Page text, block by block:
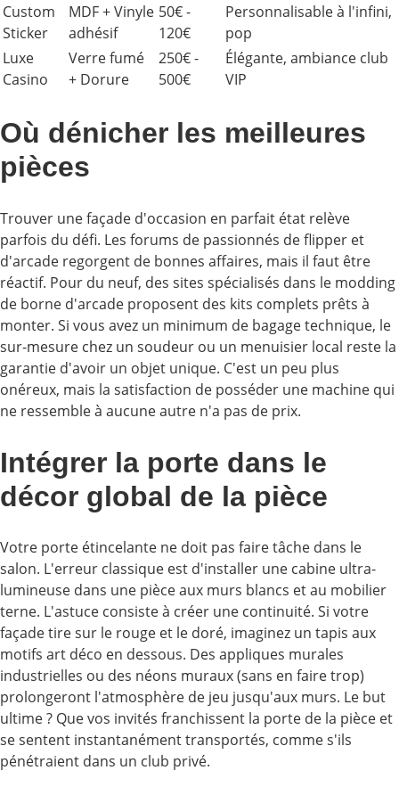
Custom
Sticker
MDF + Vinyle
adhésif
50€ -
120€
Personnalisable à l'infini,
pop
Luxe
Casino
Verre fumé
+ Dorure
250€ -
500€
Élégante, ambiance club
VIP
Où dénicher les meilleures
pièces
Trouver une façade d'occasion en parfait état relève
parfois du défi. Les forums de passionnés de flipper et
d'arcade regorgent de bonnes affaires, mais il faut être
réactif. Pour du neuf, des sites spécialisés dans le modding
de borne d'arcade proposent des kits complets prêts à
monter. Si vous avez un minimum de bagage technique, le
sur-mesure chez un soudeur ou un menuisier local reste la
garantie d'avoir un objet unique. C'est un peu plus
onéreux, mais la satisfaction de posséder une machine qui
ne ressemble à aucune autre n'a pas de prix.
Intégrer la porte dans le
décor global de la pièce
Votre porte étincelante ne doit pas faire tâche dans le
salon. L'erreur classique est d'installer une cabine ultra-
lumineuse dans une pièce aux murs blancs et au mobilier
terne. L'astuce consiste à créer une continuité. Si votre
façade tire sur le rouge et le doré, imaginez un tapis aux
motifs art déco en dessous. Des appliques murales
industrielles ou des néons muraux (sans en faire trop)
prolongeront l'atmosphère de jeu jusqu'aux murs. Le but
ultime ? Que vos invités franchissent la porte de la pièce et
se sentent instantanément transportés, comme s'ils
pénétraient dans un club privé.